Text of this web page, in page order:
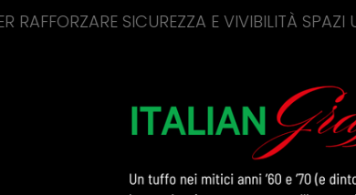
E VIVIBILITÀ SPAZI URBANI